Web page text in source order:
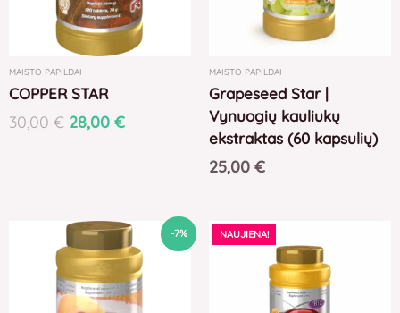
MAISTO PAPILDAI
COPPER STAR
30,00€ 28,00 €
MAISTO PAPILDAI
Grapeseed Star |
Vynuogių kauliukų
ekstraktas (60 kapsulių)
25,00 €
-7%
Original
price
was:
30,00 €.
Current
price
is:
28,00 €.
NAUJIENA!